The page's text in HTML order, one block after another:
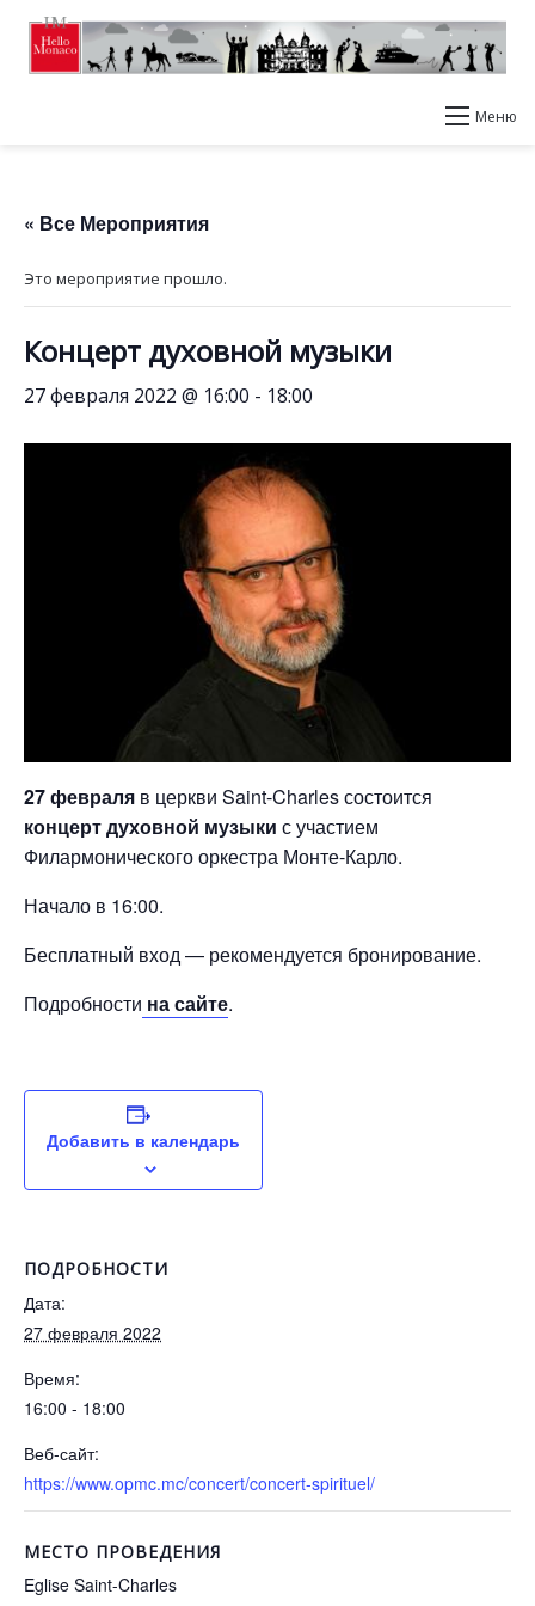
Меню
« Все Мероприятия
Это мероприятие прошло.
Концерт духовной музыки
27 февраля 2022 @ 16:00 - 18:00
27 февраля в церкви Saint-Charles состоится
концерт духовной музыки с участием
Филармонического оркестра Монте-Карло.
Начало в 16:00.
Бесплатный вход — рекомендуется бронирование.
Подробности на сайте.
Добавить в календарь
ПОДРОБНОСТИ
Дата:
27 февраля 2022
Время:
16:00 - 18:00
Веб-сайт:
https://www.opmc.mc/concert/concert-spirituel/
МЕСТО ПРОВЕДЕНИЯ
Eglise Saint-Charles